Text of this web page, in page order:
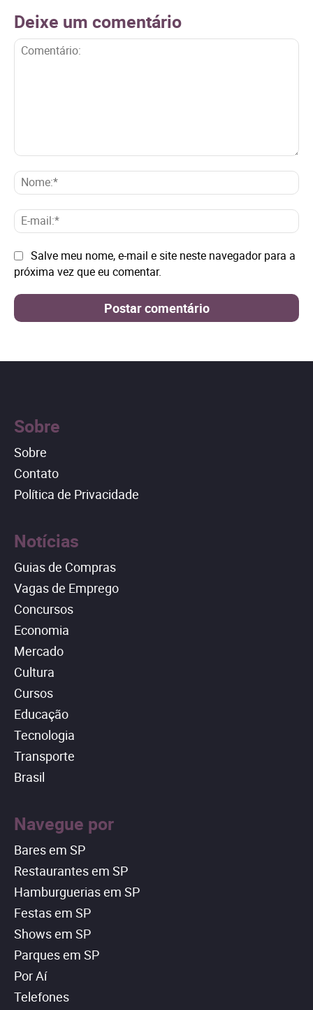
Deixe um comentário
E-
Site: Salve meu nome, e-mail e site neste navegador para a
próxima vez que eu comentar.
Sobre
Sobre
Contato
Política de Privacidade
Notícias
Guias de Compras
Vagas de Emprego
Concursos
Economia
Mercado
Cultura
Cursos
Educação
Tecnologia
Transporte
Brasil
Navegue por
Bares em SP
Restaurantes em SP
Hamburguerias em SP
Festas em SP
Shows em SP
Parques em SP
Por Aí
Telefones